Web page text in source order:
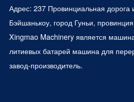
Адрес: 237 Провинциальная дорога
Бэйшанькоу, город Гуньи,
Xingmao Machinery является
литиевых батарей машина для
завод-производитель.